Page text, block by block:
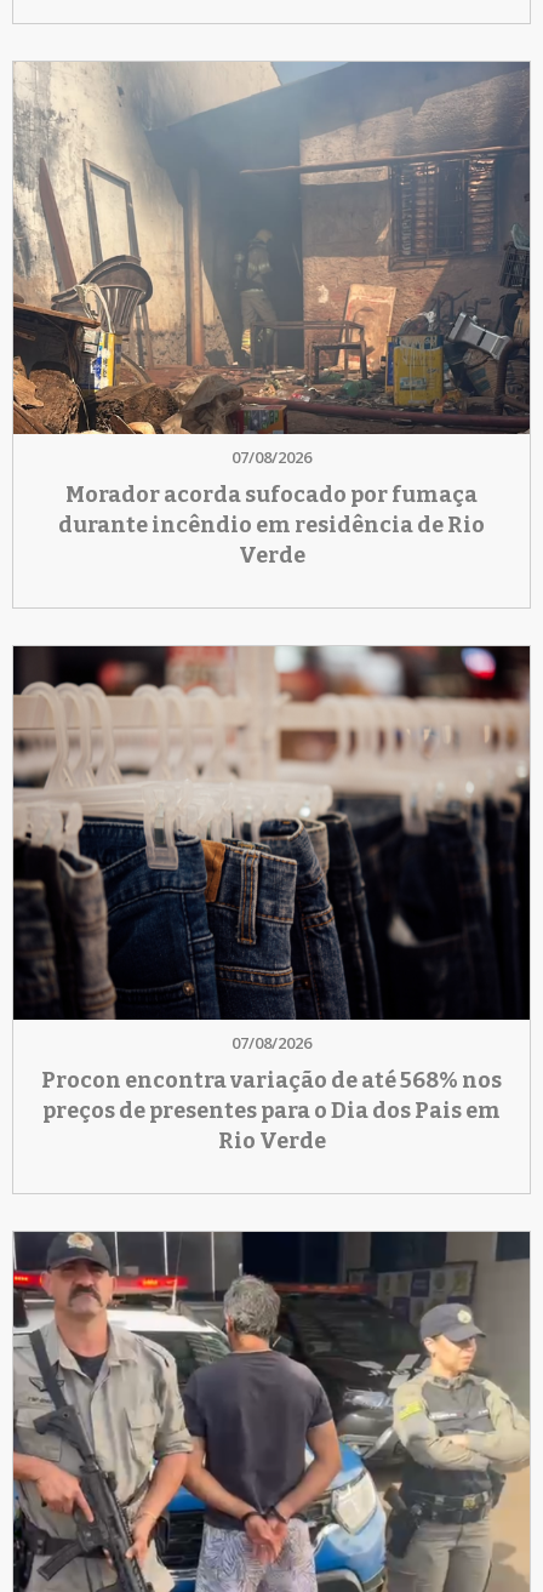
07/08/2026
Morador acorda sufocado por fumaça
durante incêndio em residência de Rio
Verde
07/08/2026
Procon encontra variação de até 568% nos
preços de presentes para o Dia dos Pais em
Rio Verde